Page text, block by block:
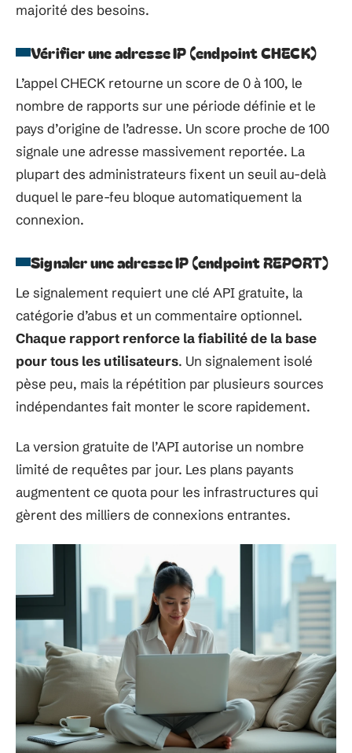
majorité des besoins.
Vérifier une adresse IP (endpoint CHECK)
L’appel CHECK retourne un score de 0 à 100, le
nombre de rapports sur une période définie et le
pays d’origine de l’adresse. Un score proche de 100
signale une adresse massivement reportée. La
plupart des administrateurs fixent un seuil au-delà
duquel le pare-feu bloque automatiquement la
connexion.
Signaler une adresse IP (endpoint REPORT)
Le signalement requiert une clé API gratuite, la
catégorie d’abus et un commentaire optionnel.
Chaque rapport renforce la fiabilité de la base
pour tous les utilisateurs. Un signalement isolé
pèse peu, mais la répétition par plusieurs sources
indépendantes fait monter le score rapidement.
La version gratuite de l’API autorise un nombre
limité de requêtes par jour. Les plans payants
augmentent ce quota pour les infrastructures qui
gèrent des milliers de connexions entrantes.